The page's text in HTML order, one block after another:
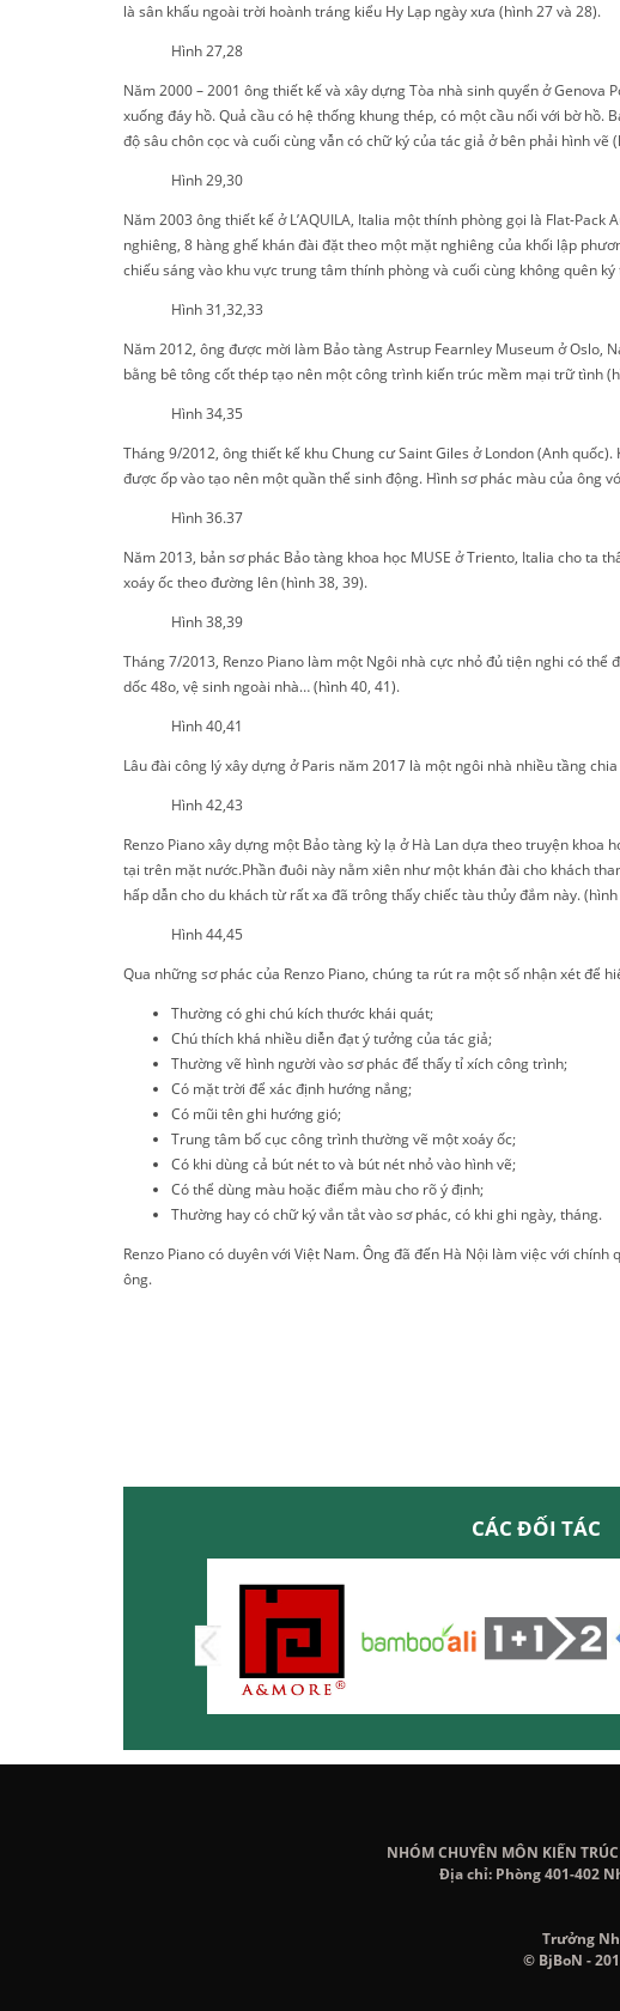
là sân khấu ngoài trời hoành tráng kiểu Hy Lạp ngày xưa (hình 27 và 28).
Hình 27,28
Năm 2000 – 2001 ông thiết kế và xây dựng Tòa nhà sinh quyển ở
xuống đáy hồ. Quả cầu có hệ thống khung thép, có một cầu nối với bờ
độ sâu chôn cọc và cuối cùng vẫn có chữ ký của tác giả ở bên phải hình vẽ
Hình 29,30
Năm 2003 ông thiết kế ở L’AQUILA, Italia một thính phòng gọi là Flat-
nghiêng, 8 hàng ghế khán đài đặt theo một mặt nghiêng của khối lập
chiếu sáng vào khu vực trung tâm thính phòng và cuối cùng không quên ký
Hình 31,32,33
Năm 2012, ông được mời làm Bảo tàng Astrup Fearnley Museum ở Oslo,
bằng bê tông cốt thép tạo nên một công trình kiến trúc mềm mại trữ tình
Hình 34,35
Tháng 9/2012, ông thiết kế khu Chung cư Saint Giles ở London (Anh
được ốp vào tạo nên một quần thể sinh động. Hình sơ phác màu của ông
Hình 36.37
Năm 2013, bản sơ phác Bảo tàng khoa học MUSE ở Triento, Italia cho ta
xoáy ốc theo đường lên (hình 38, 39).
Hình 38,39
Tháng 7/2013, Renzo Piano làm một Ngôi nhà cực nhỏ đủ tiện nghi có
dốc 48o, vệ sinh ngoài nhà… (hình 40, 41).
Hình 40,41
Lâu đài công lý xây dựng ở Paris năm 2017 là một ngôi nhà nhiều tầng
Hình 42,43
Renzo Piano xây dựng một Bảo tàng kỳ lạ ở Hà Lan dựa theo truyện khoa
tại trên mặt nước.Phần đuôi này nằm xiên như một khán đài cho khách
hấp dẫn cho du khách từ rất xa đã trông thấy chiếc tàu thủy đắm này. (hình
Hình 44,45
Qua những sơ phác của Renzo Piano, chúng ta rút ra một số nhận xét để
Thường có ghi chú kích thước khái quát;
Chú thích khá nhiều diễn đạt ý tưởng của tác giả;
Thường vẽ hình người vào sơ phác để thấy tỉ xích công trình;
Có mặt trời để xác định hướng nắng;
Có mũi tên ghi hướng gió;
Trung tâm bố cục công trình thường vẽ một xoáy ốc;
Có khi dùng cả bút nét to và bút nét nhỏ vào hình vẽ;
Có thể dùng màu hoặc điểm màu cho rõ ý định;
Thường hay có chữ ký vắn tắt vào sơ phác, có khi ghi ngày, tháng.
Renzo Piano có duyên với Việt Nam. Ông đã đến Hà Nội làm việc với
ông.
CÁC ĐỐI TÁC
NHÓM CHUYÊN MÔN KIẾN
Địa chỉ: Phòng 401-402
Trưởng
© BjBoN -